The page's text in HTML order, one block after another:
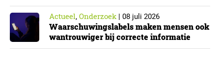
Actueel, Onderzoek| 08 juli 2026
Waarschuwingslabels maken mensen ook
wantrouwiger bij correcte informatie